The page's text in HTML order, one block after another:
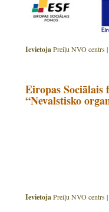
IevietojaPreiļu NVO centrs |
Eiropas Sociālais
“Nevalstisko
IevietojaPreiļu NVO centrs |